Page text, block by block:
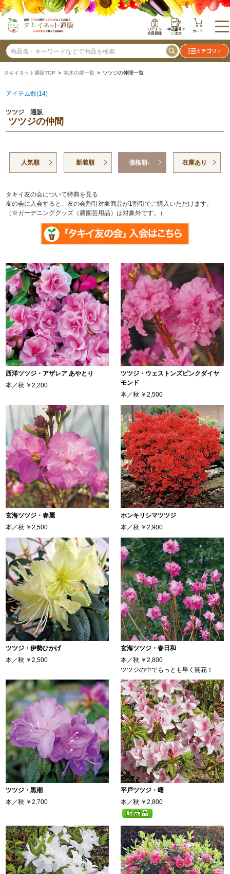
ログイン
会員登録
申込番号で
ご注文 カート
カテゴリ
タキイネット通販TOP > 花木の苗一覧 > ツツジの仲間一覧
アイテム数(14)
ツツジ 通販
ツツジの仲間
人気順 新着順 価格順↓ 在庫あり
タキイ友の会について特典を見る
友の会に入会すると、友の会割引対象商品が1割引でご購入いただけます。
（※ガーデニンググッズ（農園芸用品）は対象外です。）
西洋ツツジ・アザレア あやとり
本／秋 ￥2,200
ツツジ・ウェストンズピンクダイヤ
モンド
本／秋 ￥2,500
玄海ツツジ・春麗
本／秋 ￥2,500
ホンキリシマツツジ
本／秋 ￥2,900
ツツジ・伊勢ひかげ
本／秋 ￥2,500
玄海ツツジ・春日和
本／秋 ￥2,800
ツツジの中でもっとも早く開花！
ツツジ・黒潮
本／秋 ￥2,700
平戸ツツジ・曙
本／秋 ￥2,800